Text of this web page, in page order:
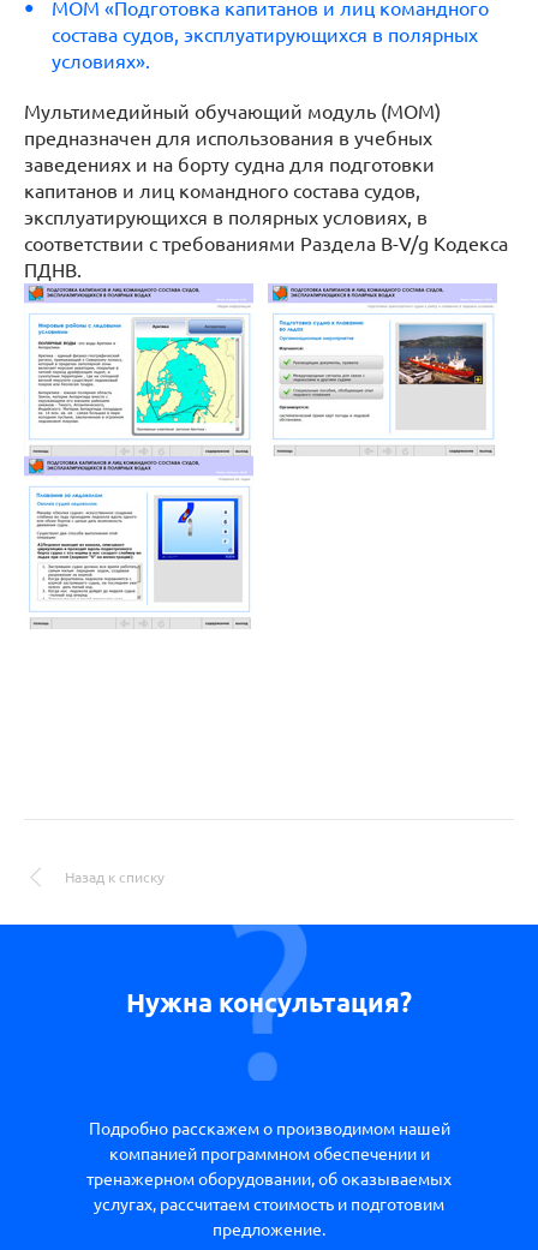
МОМ «Подготовка капитанов и лиц командного
состава судов, эксплуатирующихся в полярных
условиях».
Мультимедийный обучающий модуль (МОМ)
предназначен для использования в учебных
заведениях и на борту судна для подготовки
капитанов и лиц командного состава судов,
эксплуатирующихся в полярных условиях, в
соответствии с требованиями Раздела В-V/g Кодекса
ПДНВ.
Назад к списку
Нужна консультация?
Подробно расскажем о производимом нашей
компанией программном обеспечении и
тренажерном оборудовании, об оказываемых
услугах, рассчитаем стоимость и подготовим
предложение.